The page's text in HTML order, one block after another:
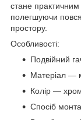
стане
полегшуючи
простору.
Особливості:
Подвійний
Матеріал —
Колір —
Спосіб